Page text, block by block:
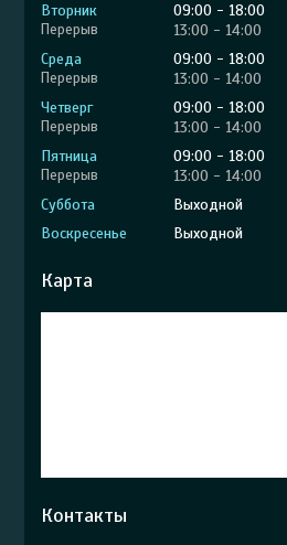
Вторник
09:00
18:00
13:00
14:00
Среда
09:00
18:00
13:00
14:00
Четверг
09:00
18:00
13:00
14:00
Пятница
09:00
18:00
13:00
14:00
Суббота
Выходной
Воскресенье
Выходной
Карта
Контакты